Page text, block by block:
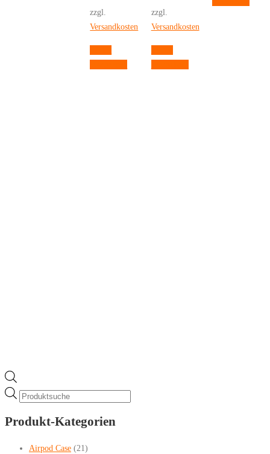
zzgl.
Versandkosten
zzgl.
Versandkosten
Products
Produkt-Kategorien
Airpod Case (21)